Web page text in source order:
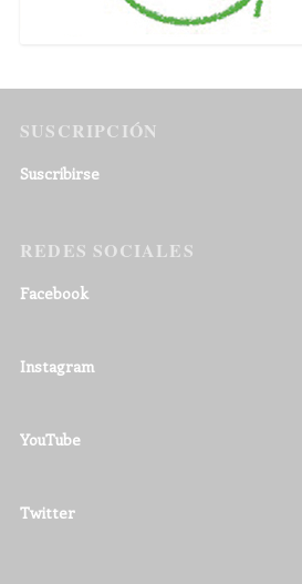
SUSCRIPCIÓN
Suscribirse
REDES SOCIALES
Facebook
Instagram
YouTube
Twitter